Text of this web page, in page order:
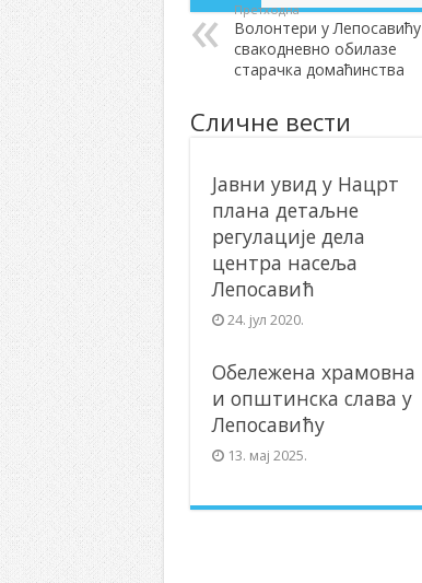
Претходна
Волонтери у Лепосавићу
свакодневно обилазе
старачка домаћинства
Сличне вести
Јавни увид у Нацрт
плана детаљне
регулације дела
центра насеља
Лепосавић
24. јул 2020.
Обележена храмовна
и општинска слава у
Лепосавићу
13. мај 2025.